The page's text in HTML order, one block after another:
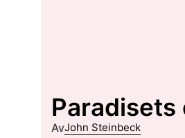
Paradisets
AvJohn Steinbeck